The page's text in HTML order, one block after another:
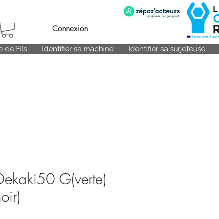
de Fils Identifier sa machine Identifier sa surjeteuse
Connexion
G(verte)